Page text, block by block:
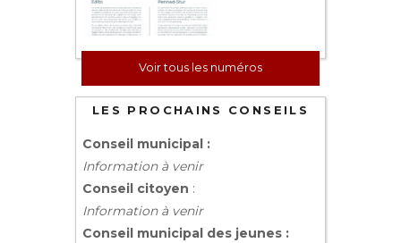
Voir tous les numéros
LES PROCHAINS CONSEILS
Conseil municipal :
Information à venir
Conseil citoyen :
Information à venir
Conseil municipal des jeunes :